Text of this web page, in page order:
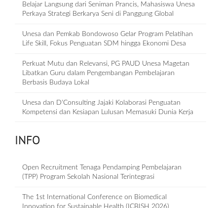
Belajar Langsung dari Seniman Prancis, Mahasiswa Unesa
Perkaya Strategi Berkarya Seni di Panggung Global
Unesa dan Pemkab Bondowoso Gelar Program Pelatihan
Life Skill, Fokus Penguatan SDM hingga Ekonomi Desa
Perkuat Mutu dan Relevansi, PG PAUD Unesa Magetan
Libatkan Guru dalam Pengembangan Pembelajaran
Berbasis Budaya Lokal
Unesa dan D‘Consulting Jajaki Kolaborasi Penguatan
Kompetensi dan Kesiapan Lulusan Memasuki Dunia Kerja
INFO
Open Recruitment Tenaga Pendamping Pembelajaran
(TPP) Program Sekolah Nasional Terintegrasi
The 1st International Conference on Biomedical
Innovation for Sustainable Health (ICBISH 2026)